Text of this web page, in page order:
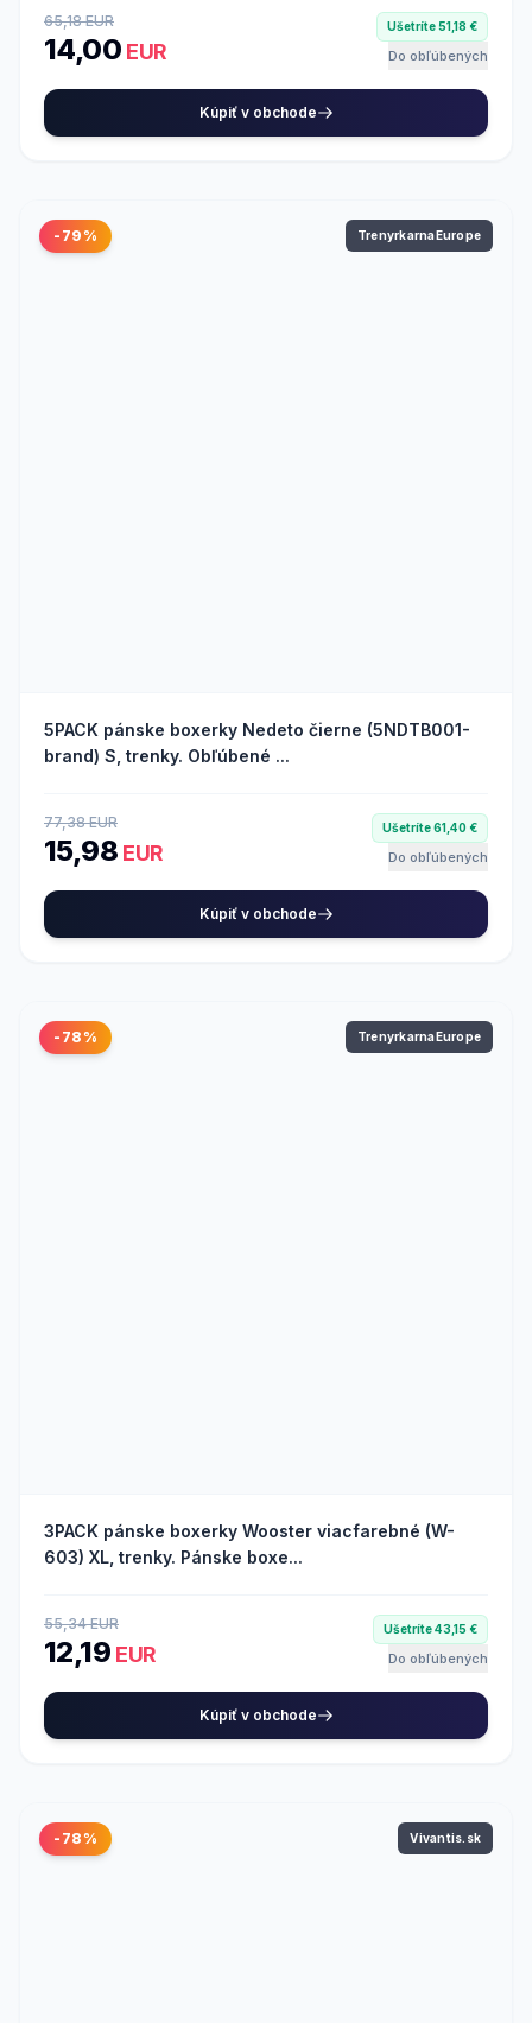
65,18 EUR
14,00 EUR
Ušetríte 51,18 €
Do obľúbených
Kúpiť v obchode
-79% TrenyrkarnaEurope
5PACK pánske boxerky Nedeto čierne (5NDTB001-
brand) S, trenky. Obľúbené ...
77,38 EUR
15,98 EUR
Ušetríte 61,40 €
Do obľúbených
Kúpiť v obchode
-78% TrenyrkarnaEurope
3PACK pánske boxerky Wooster viacfarebné (W-
603) XL, trenky. Pánske boxe...
55,34 EUR
12,19 EUR
Ušetríte 43,15 €
Do obľúbených
Kúpiť v obchode
-78% Vivantis.sk